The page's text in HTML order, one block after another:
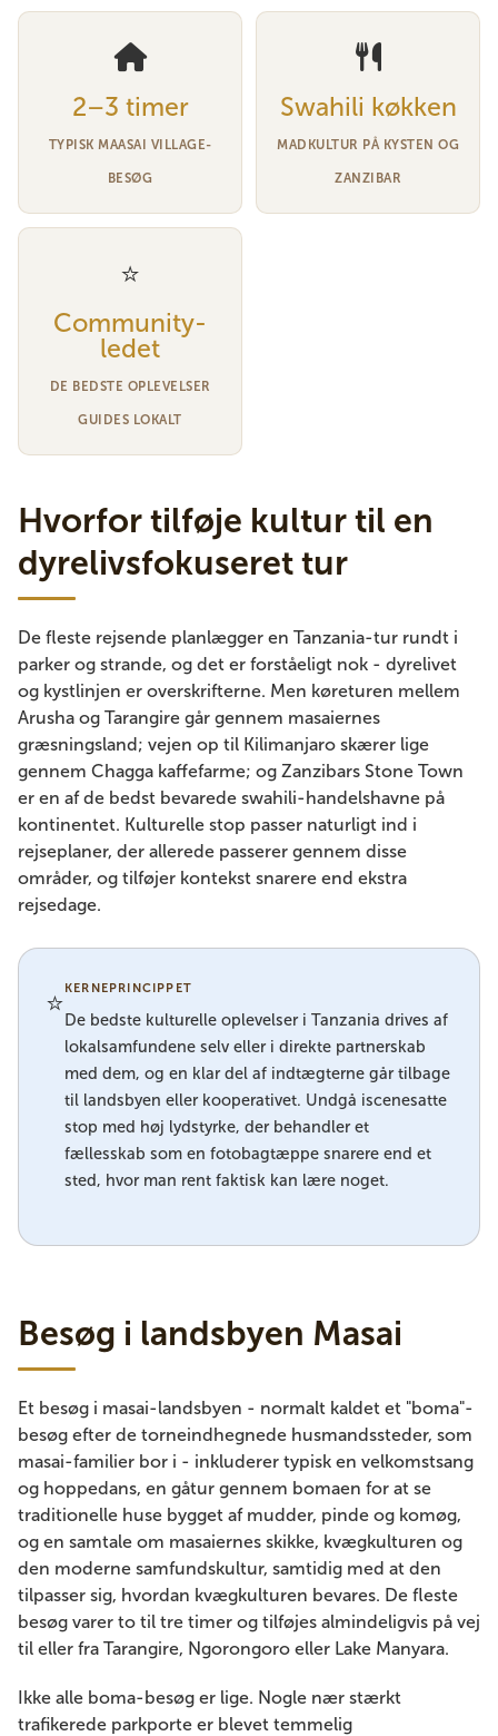
2–3 timer
TYPISK MAASAI VILLAGE-
BESØG
Swahili køkken
MADKULTUR PÅ KYSTEN OG
ZANZIBAR
⭐
Community-
ledet
DE BEDSTE OPLEVELSER
GUIDES LOKALT
Hvorfor tilføje kultur til en
dyrelivsfokuseret tur
De fleste rejsende planlægger en Tanzania-tur rundt i
parker og strande, og det er forståeligt nok - dyrelivet
og kystlinjen er overskrifterne. Men køreturen mellem
Arusha og Tarangire går gennem masaiernes
græsningsland; vejen op til Kilimanjaro skærer lige
gennem Chagga kaffefarme; og Zanzibars Stone Town
er en af ​​de bedst bevarede swahili-handelshavne på
kontinentet. Kulturelle stop passer naturligt ind i
rejseplaner, der allerede passerer gennem disse
områder, og tilføjer kontekst snarere end ekstra
rejsedage.
⭐KERNEPRINCIPPET
De bedste kulturelle oplevelser i Tanzania drives af
lokalsamfundene selv eller i direkte partnerskab
med dem, og en klar del af indtægterne går tilbage
til landsbyen eller kooperativet. Undgå iscenesatte
stop med høj lydstyrke, der behandler et
fællesskab som en fotobagtæppe snarere end et
sted, hvor man rent faktisk kan lære noget.
Besøg i landsbyen Masai
Et besøg i masai-landsbyen - normalt kaldet et "boma"-
besøg efter de torneindhegnede husmandssteder, som
masai-familier bor i - inkluderer typisk en velkomstsang
og hoppedans, en gåtur gennem bomaen for at se
traditionelle huse bygget af mudder, pinde og komøg,
og en samtale om masaiernes skikke, kvægkulturen og
den moderne samfundskultur, samtidig med at den
tilpasser sig, hvordan kvægkulturen bevares. De fleste
besøg varer to til tre timer og tilføjes almindeligvis på vej
til eller fra Tarangire, Ngorongoro eller Lake Manyara.
Ikke alle boma-besøg er lige. Nogle nær stærkt
trafikerede parkporte er blevet temmelig